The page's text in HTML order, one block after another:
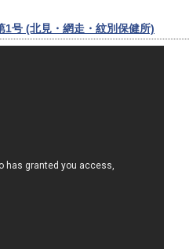
号 (北見・網走・紋別保健所)